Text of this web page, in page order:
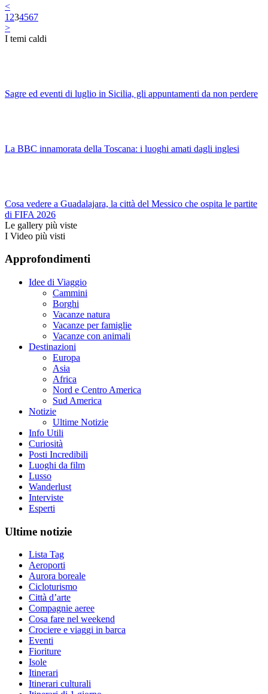
<
1 234567
>
I temi caldi
Sagre ed eventi di luglio in Sicilia, gli appuntamenti da non perdere
La BBC innamorata della Toscana: i luoghi amati dagli inglesi
Cosa vedere a Guadalajara, la città del Messico che ospita le partite
di FIFA 2026
Le gallery più viste
I Video più visti
Approfondimenti
Idee di Viaggio
Cammini
Borghi
Vacanze natura
Vacanze per famiglie
Vacanze con animali
Destinazioni
Europa
Asia
Africa
Nord e Centro America
Sud America
Notizie
Ultime Notizie
Info Utili
Curiosità
Posti Incredibili
Luoghi da film
Lusso
Wanderlust
Interviste
Esperti
Ultime notizie
Lista Tag
Aeroporti
Aurora boreale
Cicloturismo
Città d’arte
Compagnie aeree
Cosa fare nel weekend
Crociere e viaggi in barca
Eventi
Fioriture
Isole
Itinerari
Itinerari culturali